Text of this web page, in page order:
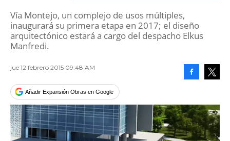
Vía Montejo, un complejo de usos múltiples,
inaugurará su primera etapa en 2017; el diseño
arquitectónico estará a cargo del despacho Elkus
Manfredi.
jue 12 febrero 2015 09:48 AM
Añadir Expansión Obras en Google